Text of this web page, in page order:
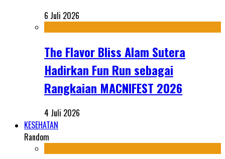
6 Juli 2026
The Flavor Bliss Alam Sutera
Hadirkan Fun Run sebagai
Rangkaian MACNIFEST 2026
4 Juli 2026
KESEHATAN
Random